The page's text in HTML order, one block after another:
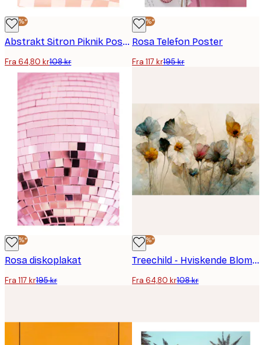
-40%*
Abstrakt Sitron Piknik Poster
Fra 64,80 kr108 kr
-40%*
Rosa Telefon Poster
Fra 117 kr195 kr
-40%*
Rosa diskoplakat
Fra 117 kr195 kr
-40%*
Treechild - Hviskende Blomster Plakat
Fra 64,80 kr108 kr